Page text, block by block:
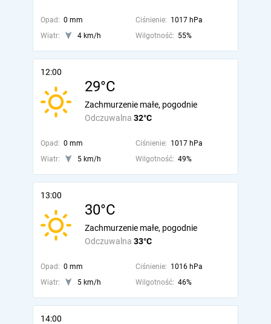
Opad: 0 mm Ciśnienie: 1017 hPa
Wiatr:
4 km/h Wilgotność: 55%
12:00
29°C
Odczuwalna 32°C
Zachmurzenie małe, pogodnie
Opad: 0 mm Ciśnienie: 1017 hPa
Wiatr:
5 km/h Wilgotność: 49%
13:00
30°C
Odczuwalna 33°C
Zachmurzenie małe, pogodnie
Opad: 0 mm Ciśnienie: 1016 hPa
Wiatr:
5 km/h Wilgotność: 46%
14:00